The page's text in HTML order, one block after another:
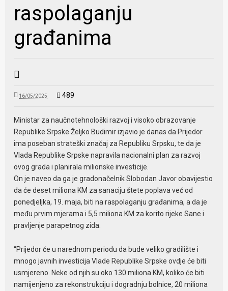
raspolaganju
građanima
16/05/2025 489
Ministar za naučnotehnološki razvoj i visoko obrazovanje
Republike Srpske Željko Budimir izjavio je danas da Prijedor
ima poseban strateški značaj za Republiku Srpsku, te da je
Vlada Republike Srpske napravila nacionalni plan za razvoj
ovog grada i planirala milionske investicije.
On je naveo da ga je gradonačelnik Slobodan Javor obavijestio
da će deset miliona KM za sanaciju štete poplava već od
ponedjeljka, 19. maja, biti na raspolaganju građanima, a da je
među prvim mjerama i 5,5 miliona KM za korito rijeke Sane i
pravljenje parapetnog zida.
“Prijedor će u narednom periodu da bude veliko gradilište i
mnogo javnih investicija Vlade Republike Srpske ovdje će biti
usmjereno. Neke od njih su oko 130 miliona KM, koliko će biti
namijenjeno za rekonstrukciju i dogradnju bolnice, 20 miliona